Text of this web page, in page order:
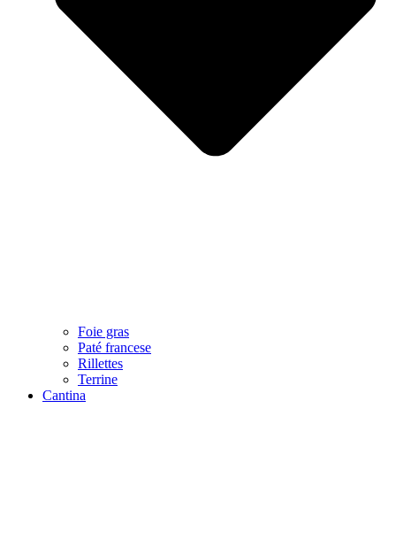
Foie gras
Paté francese
Rillettes
Terrine
Cantina